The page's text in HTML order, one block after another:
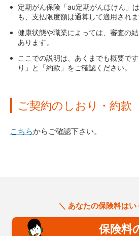
定期がん保険「au定期がんほけん」
も、支払限度額は通算して適用されま
健康状態や職業によっては、審査の
あります。
ここでの説明は、あくまでも概要で
り」と「約款」をご確認ください。
ご契約のしおり・約款
こちらからご確認下さい。
＼ あなたの保険料はい
保険料